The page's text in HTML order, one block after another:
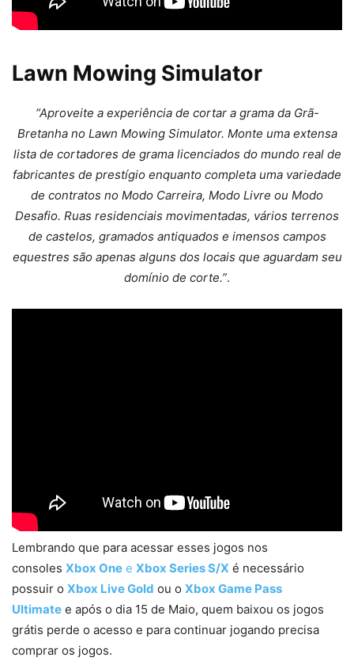
Lawn Mowing Simulator
“Aproveite a experiência de cortar a grama da Grã-
Bretanha no Lawn Mowing Simulator. Monte uma extensa
lista de cortadores de grama licenciados do mundo real de
fabricantes de prestígio enquanto completa uma variedade
de contratos no Modo Carreira, Modo Livre ou Modo
Desafio. Ruas residenciais movimentadas, vários terrenos
de castelos, gramados antiquados e imensos campos
equestres são apenas alguns dos locais que aguardam seu
domínio de corte.”.
Lembrando que para acessar esses jogos nos
consoles Xbox One e Xbox Series S/X é necessário
possuir o Xbox Live Gold ou o Xbox Game Pass
Ultimate e após o dia 15 de Maio, quem baixou os jogos
grátis perde o acesso e para continuar jogando precisa
comprar os jogos.